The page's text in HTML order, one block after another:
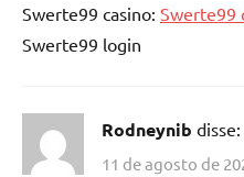
Swerte99 casino: Swerte99
Swerte99 login
Rodneynib disse:
11 de agosto de